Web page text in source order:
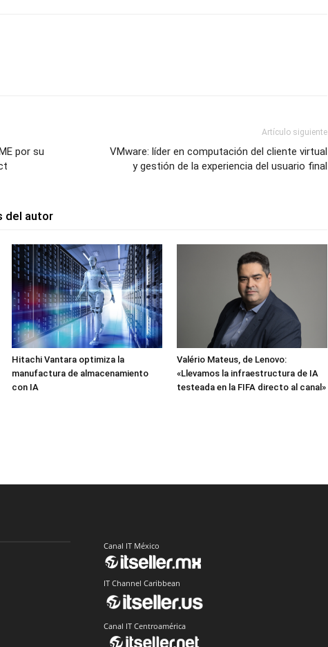
por su
Artículo siguiente
VMware: líder en computación del cliente virtual
y gestión de la experiencia del usuario final
del autor
Hitachi Vantara optimiza la
manufactura de almacenamiento
con IA
Valério Mateus, de Lenovo:
«Llevamos la infraestructura de IA
testeada en la FIFA directo al canal»
Canal IT México
IT Channel Caribbean
Canal IT Centroamérica